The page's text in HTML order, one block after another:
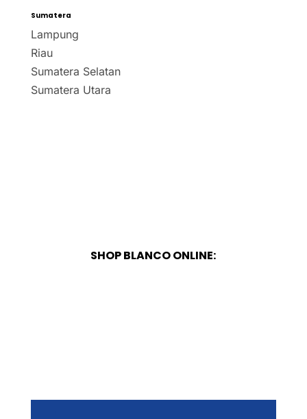
Sumatera
Lampung
Riau
Sumatera Selatan
Sumatera Utara
SHOP BLANCO ONLINE: